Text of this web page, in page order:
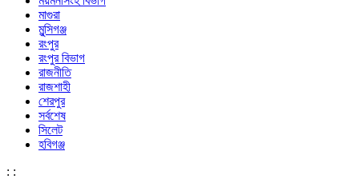
মাগুরা
মুন্সিগঞ্জ
রংপুর
রংপুর বিভাগ
রাজনীতি
রাজশাহী
শেরপুর
সর্বশেষ
সিলেট
হবিগঞ্জ
: :